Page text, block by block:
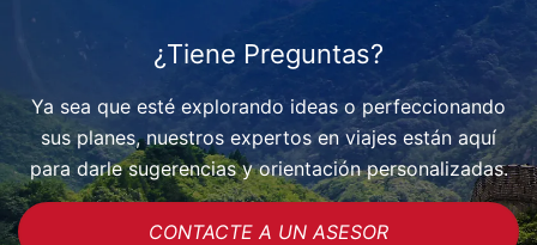
¿Tiene Preguntas?
Ya sea que esté explorando ideas o perfeccionando
sus planes, nuestros expertos en viajes están aquí
para darle sugerencias y orientación personalizadas.
CONTACTE A UN ASESOR